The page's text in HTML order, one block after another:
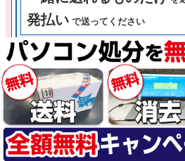
発払いで送ってください
② 梱包 1箱に何
送料以外（箱代・梱包代）は